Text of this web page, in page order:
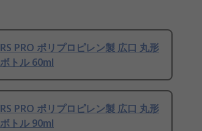
RS PRO ポリプロピレン製 広口 丸形
ボトル 60ml
RS PRO ポリプロピレン製 広口 丸形
ボトル 90ml